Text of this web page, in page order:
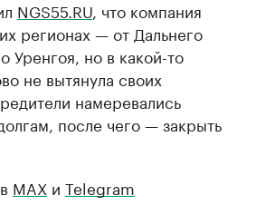
NGS55.RU , что компания
регионах — от Дальнего
Уренгоя, но в какой-то
не вытянула своих
намеревались
после чего — закрыть
MAX и Telegram